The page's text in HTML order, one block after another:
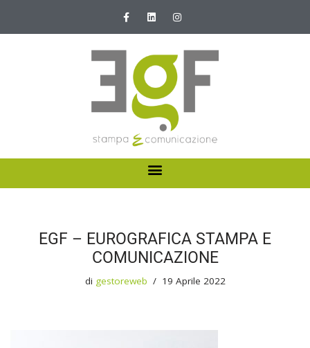
Vai
I NOSTRI SERVIZI
EGF – EUROGRAFICA STAMPA E
COMUNICAZIONE
di gestoreweb 19 Aprile 2022